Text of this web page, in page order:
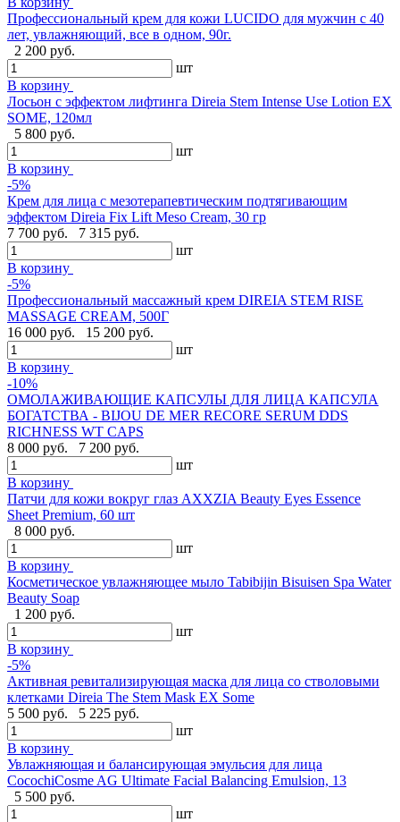
Профессиональный крем для кожи LUCIDO для мужчин с 40
лет, увлажняющий, все в одном, 90г.
2 200 руб.
шт
В корзину
Лосьон с эффектом лифтинга Direia Stem Intense Use Lotion EX
SOME, 120мл
5 800 руб.
шт
В корзину
-5%
Крем для лица с мезотерапевтическим подтягивающим
эффектом Direia Fix Lift Meso Cream, 30 гр
7 700 руб.
7 315 руб.
шт
В корзину
-5%
Профессиональный массажный крем DIREIA STEM RISE
MASSAGE CREAM, 500Г
16 000 руб.
15 200 руб.
шт
В корзину
-10%
ОМОЛАЖИВАЮЩИЕ КАПСУЛЫ ДЛЯ ЛИЦА КАПСУЛА
БОГАТСТВА - BIJOU DE MER RECORE SERUM DDS
RICHNESS WT CAPS
8 000 руб.
7 200 руб.
шт
В корзину
Патчи для кожи вокруг глаз AXXZIA Beauty Eyes Essence
Sheet Premium, 60 шт
8 000 руб.
шт
В корзину
Косметическое увлажняющее мыло Tabibijin Bisuisen Spa Water
Beauty Soap
1 200 руб.
шт
В корзину
-5%
Активная ревитализирующая маска для лица со стволовыми
клетками Direia The Stem Mask EX Some
5 500 руб.
5 225 руб.
шт
В корзину
Увлажняющая и балансирующая эмульсия для лица
CocochiCosme AG Ultimate Facial Balancing Emulsion, 13
5 500 руб.
шт